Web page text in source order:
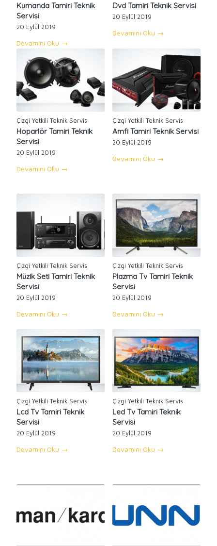
Kumanda Tamiri Teknik
Servisi
20 Eylül 2019
Devamını Oku →
Dvd Tamiri Teknik Servisi
20 Eylül 2019
Devamını Oku →
Çizgi Yetkili Teknik Servis
Hoparlör Tamiri Teknik
Servisi
20 Eylül 2019
Devamını Oku →
Çizgi Yetkili Teknik Servis
Amfi Tamiri Teknik Servisi
20 Eylül 2019
Devamını Oku →
Çizgi Yetkili Teknik Servis
Müzik Seti Tamiri Teknik
Servisi
20 Eylül 2019
Devamını Oku →
Çizgi Yetkili Teknik Servis
Plazma Tv Tamiri Teknik
Servisi
20 Eylül 2019
Devamını Oku →
Çizgi Yetkili Teknik Servis
Lcd Tv Tamiri Teknik
Servisi
20 Eylül 2019
Devamını Oku →
Çizgi Yetkili Teknik Servis
Led Tv Tamiri Teknik
Servisi
20 Eylül 2019
Devamını Oku →